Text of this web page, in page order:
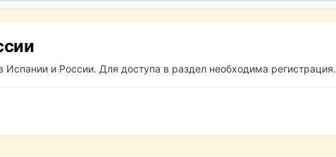
и России. Для доступа в раздел необходима регистрация.